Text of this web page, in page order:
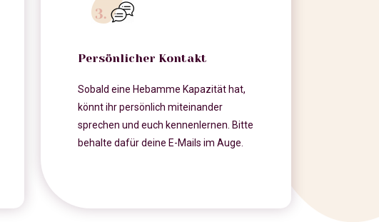
Persönlicher Kontakt
Sobald eine Hebamme Kapazität hat,
könnt ihr persönlich miteinander
sprechen und euch kennenlernen. Bitte
behalte dafür deine E-Mails im Auge.